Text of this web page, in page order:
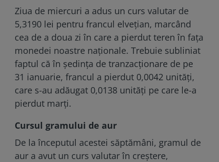
Ziua de miercuri a adus un curs valutar de
5,3190 lei pentru francul elvețian, marcând
cea de a doua zi în care a pierdut teren în fața
monedei noastre naționale. Trebuie subliniat
faptul că în ședința de tranzacționare de pe
31 ianuarie, francul a pierdut 0,0042 unități,
care s-au adăugat 0,0138 unități pe care le-a
pierdut marți.
Cursul gramului de aur
De la începutul acestei săptămâni, gramul de
aur a avut un curs valutar în creștere,